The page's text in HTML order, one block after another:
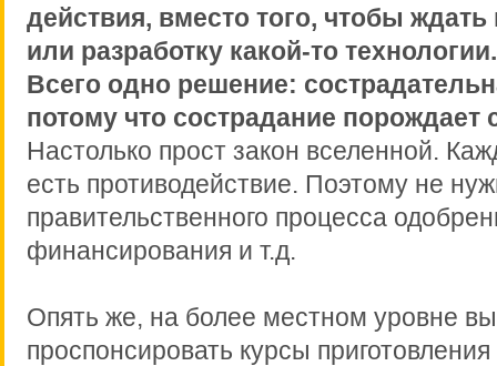
действия, вместо того, чтобы ждать
или разработку какой-то
Всего одно решение:
потому что сострадание порождает
Настолько прост закон вселенной.
есть противодействие. Поэтому не
правительственного процесса
финансирования и т.д.
Опять же, на более местном уровне
проспонсировать курсы